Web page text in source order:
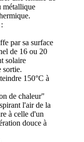
métallique
par sa surface
de 16 ou 20
solaire
sortie.
150°C à
de chaleur"
l'air de la
à celle d'un
douce à